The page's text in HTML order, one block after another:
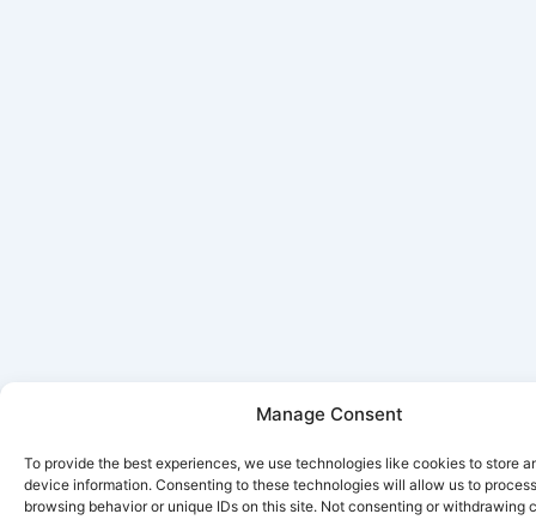
Manage Consent
To provide the best experiences, we use technologies like cookies to store
device information. Consenting to these technologies will allow us to
browsing behavior or unique IDs on this site. Not consenting or withdrawing